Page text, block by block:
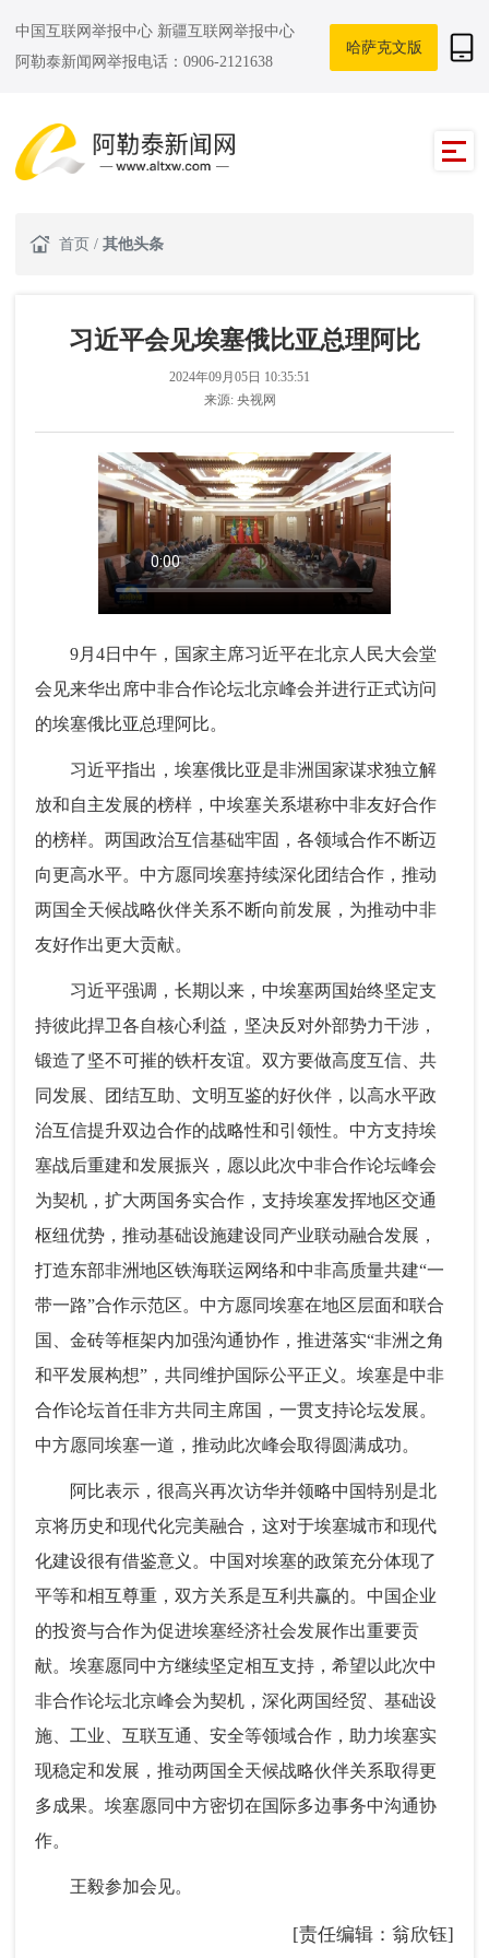
中国互联网举报中心 新疆互联网举报中心
阿勒泰新闻网举报电话：0906-2121638
哈萨克文版
首页 / 其他头条
习近平会见埃塞俄比亚总理阿比
2024年09月05日 10:35:51
来源: 央视网
9月4日中午，国家主席习近平在北京人民大会堂
会见来华出席中非合作论坛北京峰会并进行正式访问
的埃塞俄比亚总理阿比。
习近平指出，埃塞俄比亚是非洲国家谋求独立解
放和自主发展的榜样，中埃塞关系堪称中非友好合作
的榜样。两国政治互信基础牢固，各领域合作不断迈
向更高水平。中方愿同埃塞持续深化团结合作，推动
两国全天候战略伙伴关系不断向前发展，为推动中非
友好作出更大贡献。
习近平强调，长期以来，中埃塞两国始终坚定支
持彼此捍卫各自核心利益，坚决反对外部势力干涉，
锻造了坚不可摧的铁杆友谊。双方要做高度互信、共
同发展、团结互助、文明互鉴的好伙伴，以高水平政
治互信提升双边合作的战略性和引领性。中方支持埃
塞战后重建和发展振兴，愿以此次中非合作论坛峰会
为契机，扩大两国务实合作，支持埃塞发挥地区交通
枢纽优势，推动基础设施建设同产业联动融合发展，
打造东部非洲地区铁海联运网络和中非高质量共建“一
带一路”合作示范区。中方愿同埃塞在地区层面和联合
国、金砖等框架内加强沟通协作，推进落实“非洲之角
和平发展构想”，共同维护国际公平正义。埃塞是中非
合作论坛首任非方共同主席国，一贯支持论坛发展。
中方愿同埃塞一道，推动此次峰会取得圆满成功。
阿比表示，很高兴再次访华并领略中国特别是北
京将历史和现代化完美融合，这对于埃塞城市和现代
化建设很有借鉴意义。中国对埃塞的政策充分体现了
平等和相互尊重，双方关系是互利共赢的。中国企业
的投资与合作为促进埃塞经济社会发展作出重要贡
献。埃塞愿同中方继续坚定相互支持，希望以此次中
非合作论坛北京峰会为契机，深化两国经贸、基础设
施、工业、互联互通、安全等领域合作，助力埃塞实
现稳定和发展，推动两国全天候战略伙伴关系取得更
多成果。埃塞愿同中方密切在国际多边事务中沟通协
作。
王毅参加会见。
[责任编辑：翁欣钰]